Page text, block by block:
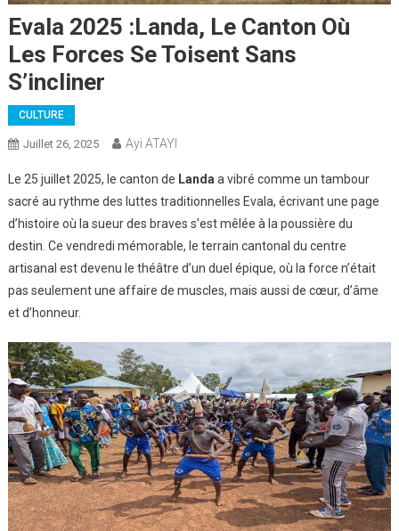
Evala 2025 :Landa, Le Canton Où
Les Forces Se Toisent Sans
S’incliner
CULTURE
Juillet 26, 2025 Ayi ATAYI
Le 25 juillet 2025, le canton de Landaa vibré comme un tambour
sacré au rythme des luttes traditionnelles Evala, écrivant une page
d’histoire où la sueur des braves s’est mêlée à la poussière du
destin. Ce vendredi mémorable, le terrain cantonal du centre
artisanal est devenu le théâtre d’un duel épique, où la force n’était
pas seulement une affaire de muscles, mais aussi de cœur, d’âme
et d’honneur.